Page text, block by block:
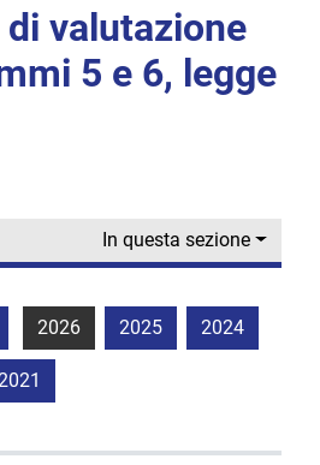
valutazione
5 e 6, legge
In questa sezione
2026 2025 2024